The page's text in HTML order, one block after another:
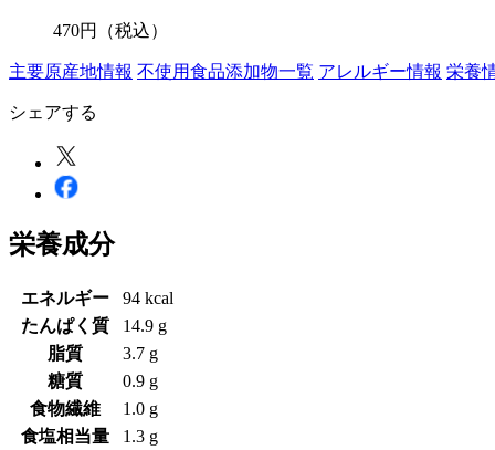
470円 （税込）
主要原産地情報 不使用食品添加物一覧 アレルギー情報 栄養
シェアする
栄養成分
エネルギー
94 kcal
たんぱく質
14.9 g
脂質
3.7 g
糖質
0.9 g
食物繊維
1.0 g
食塩相当量
1.3 g